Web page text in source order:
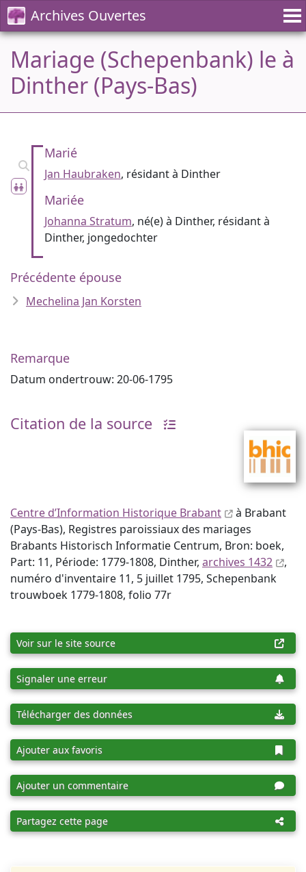
Archives Ouvertes
Mariage (Schepenbank) le à
Dinther (Pays-Bas)
Marié
Jan Haubraken, résidant à Dinther
Mariée
Johanna Stratum, né(e) à Dinther, résidant à
Dinther, jongedochter
Précédente épouse
Mechelina Jan Korsten
Remarque
Datum ondertrouw: 20-06-1795
Citation de la source
Centre d’Information Historique Brabant
à Brabant
(Pays-Bas), Registres paroissiaux des mariages
Brabants Historisch Informatie Centrum, Bron: boek,
Part: 11, Période: 1779-1808, Dinther, archives 1432
,
numéro d'inventaire 11, 5 juillet 1795, Schepenbank
trouwboek 1779-1808, folio 77r
Voir sur le site source
Signaler une erreur
Télécharger des données
Ajouter aux favoris
Ajouter un commentaire
Partagez cette page